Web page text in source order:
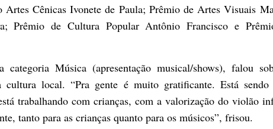
Cênicas Ivonete de Paula; Prêmio de Artes Visuais
Prêmio de Cultura Popular Antônio Francisco e
categoria Música (apresentação musical/shows), falou
local. “Pra gente é muito gratificante. Está sendo
trabalhando com crianças, com a valorização do violão
tanto para as crianças quanto para os músicos”, frisou.